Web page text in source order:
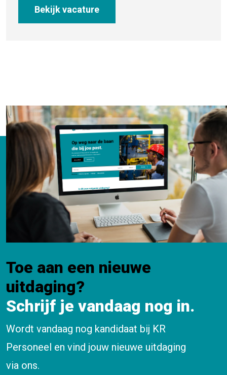
Bekijk vacature
Toe aan een nieuwe
uitdaging?
Schrijf je vandaag nog in.
Wordt vandaag nog kandidaat bij KR
Personeel en vind jouw nieuwe uitdaging
via ons.